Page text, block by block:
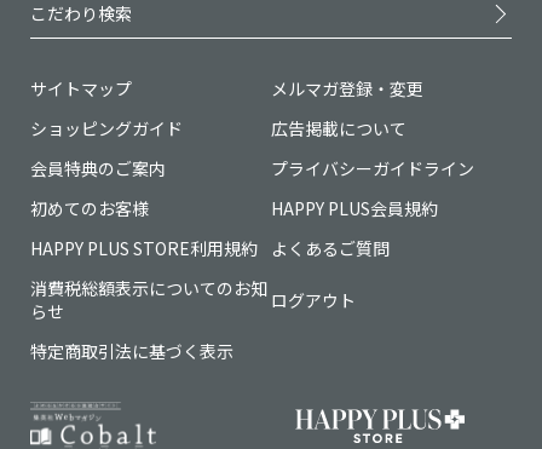
こだわり検索
サイトマップ
メルマガ登録・変更
ショッピングガイド
広告掲載について
会員特典のご案内
プライバシーガイドライン
初めてのお客様
HAPPY PLUS会員規約
HAPPY PLUS STORE利用規約
よくあるご質問
消費税総額表示についてのお知
らせ
ログアウト
特定商取引法に基づく表示